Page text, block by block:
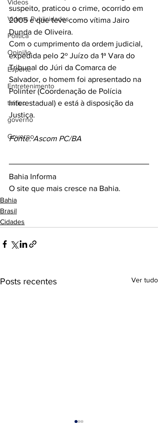
Videos
Videos Publicidades
Política
Opinião
Esporte
Entretenimento
tráfico
governo
Governo
suspeito, praticou o crime, ocorrido em
2005 e que teve como vítima Jairo
Dunda de Oliveira.
Com o cumprimento da ordem judicial,
expedida pelo 2º Juízo da 1ª Vara do
Tribunal do Júri da Comarca de
Salvador, o homem foi apresentado na
Polinter (Coordenação de Polícia
Interestadual) e está à disposição da
Justiça.
Fonte: Ascom PC/BA
Bahia Informa
O site que mais cresce na Bahia.
Bahia
Brasil
Cidades
Posts recentes Ver tudo